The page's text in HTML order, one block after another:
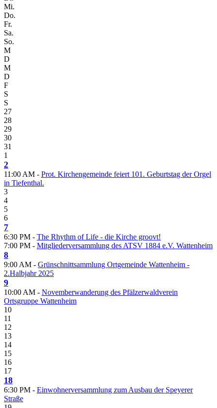
Mi.
Do.
Fr.
Sa.
So.
M
D
M
D
F
S
S
27
28
29
30
31
1
2
11:00 AM - Prot. Kirchengemeinde feiert 101. Geburtstag der Orgel
in Tiefenthal.
3
4
5
6
7
6:30 PM - The Rhythm of Life - die Kirche groovt!
7:00 PM - Mitgliederversammlung des ATSV 1884 e.V. Wattenheim
8
9:00 AM - Grünschnittsammlung Ortgemeinde Wattenheim -
2.Halbjahr 2025
9
10:00 AM - Novemberwanderung des Pfälzerwaldverein
Ortsgruppe Wattenheim
10
11
12
13
14
15
16
17
18
6:30 PM - Einwohnerversammlung zum Ausbau der Speyerer
Straße